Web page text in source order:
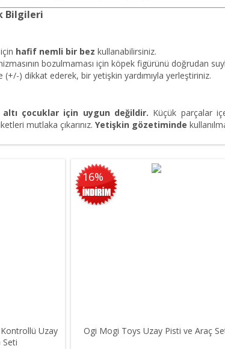
Bilgileri
hafif nemli bir bez kullanabilirsiniz.
bozulmaması için köpek figürünü doğrudan
(+/-) dikkat ederek, bir yetişkin yardımıyla yerleştiriniz.
çocuklar için uygun değildir. Küçük parçalar
mutlaka çıkarınız. Yetişkin gözetiminde
Uzay
Seti
16%
Ogi Mogi Toys Uzay Pisti ve Araç